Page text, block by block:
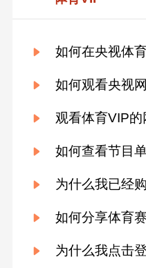
热解读 天天学习 习式妙语
直播中国 熊猫频道
新兵请入列
2026年冬奥会
云顶对话 云起
如何在央视体
如何观看央视
观看体育VIP
如何查看节目
为什么我已经
如何分享体育
为什么我点击